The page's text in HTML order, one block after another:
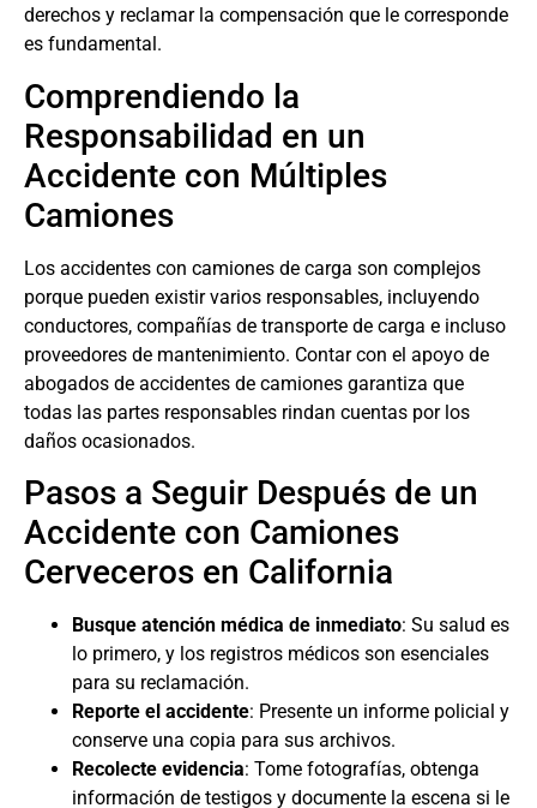
derechos y reclamar la compensación que le corresponde
es fundamental.
Comprendiendo la
Responsabilidad en un
Accidente con Múltiples
Camiones
Los accidentes con camiones de carga son complejos
porque pueden existir varios responsables, incluyendo
conductores, compañías de transporte de carga e incluso
proveedores de mantenimiento. Contar con el apoyo de
abogados de accidentes de camiones garantiza que
todas las partes responsables rindan cuentas por los
daños ocasionados.
Pasos a Seguir Después de un
Accidente con Camiones
Cerveceros en California
Busque atención médica de inmediato: Su salud es
lo primero, y los registros médicos son esenciales
para su reclamación.
Reporte el accidente: Presente un informe policial y
conserve una copia para sus archivos.
Recolecte evidencia: Tome fotografías, obtenga
información de testigos y documente la escena si le